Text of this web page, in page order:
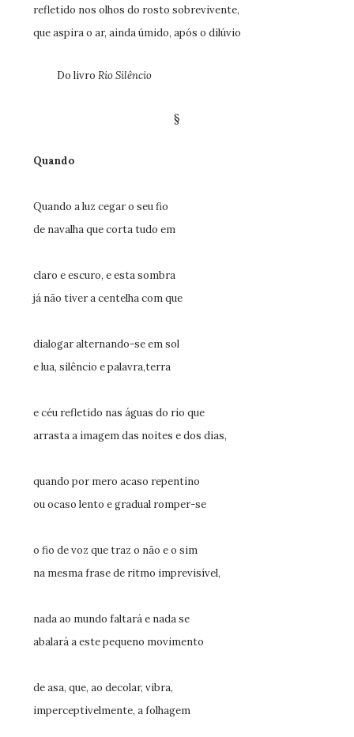
refletido nos olhos do rosto sobrevivente,
que aspira o ar, ainda úmido, após o dilúvio
Do livro Rio Silêncio
§
Quando
Quando a luz cegar o seu fio
de navalha que corta tudo em
claro e escuro, e esta sombra
já não tiver a centelha com que
dialogar alternando-se em sol
e lua, silêncio e palavra,terra
e céu refletido nas águas do rio que
arrasta a imagem das noites e dos dias,
quando por mero acaso repentino
ou ocaso lento e gradual romper-se
o fio de voz que traz o não e o sim
na mesma frase de ritmo imprevisível,
nada ao mundo faltará e nada se
abalará a este pequeno movimento
de asa, que, ao decolar, vibra,
imperceptivelmente, a folhagem